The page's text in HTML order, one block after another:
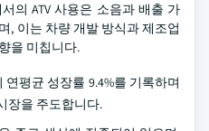
의 ATV 사용은 소음과 배출 가
, 이는 차량 개발 방식과 제조업
을 미칩니다.
연평균 성장률 9.4%를 기록하며
장을 주도합니다.